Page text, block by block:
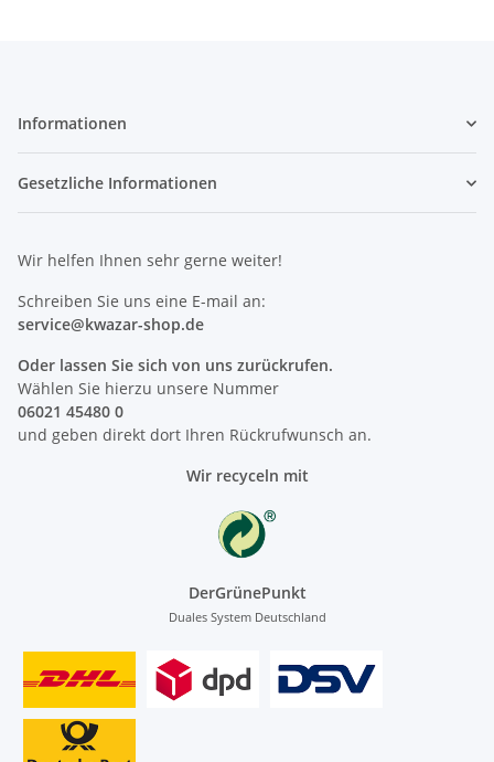
Informationen
Gesetzliche Informationen
Wir helfen Ihnen sehr gerne weiter!
Schreiben Sie uns eine E-mail an:
service@kwazar-shop.de
Oder lassen Sie sich von uns zurückrufen.
Wählen Sie hierzu unsere Nummer
06021 45480 0
und geben direkt dort Ihren Rückrufwunsch an.
Wir recyceln mit
DerGrünePunkt
Duales System Deutschland